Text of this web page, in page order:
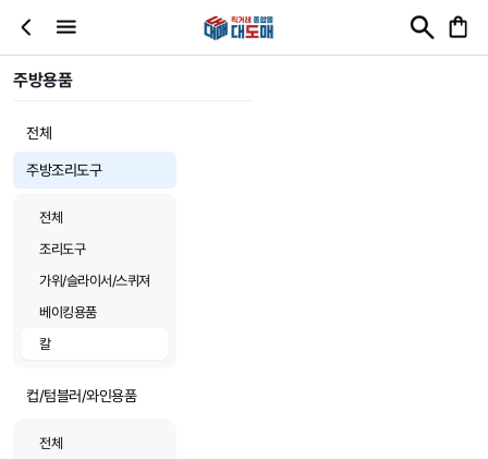
주방용품
전체
주방조리도구
전체
조리도구
가위/슬라이서/스퀴져
베이킹용품
칼
컵/텀블러/와인용품
전체